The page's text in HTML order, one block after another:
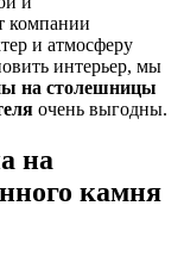
компании
и атмосферу
интерьер, мы
на столешницы
очень выгодны.
на
камня